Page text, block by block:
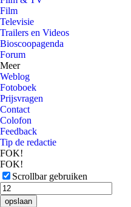
Film
Televisie
Trailers en Videos
Bioscoopagenda
Forum
Meer
Weblog
Fotoboek
Prijsvragen
Contact
Colofon
Feedback
Tip de redactie
FOK!
FOK!
Scrollbar gebruiken
opslaan